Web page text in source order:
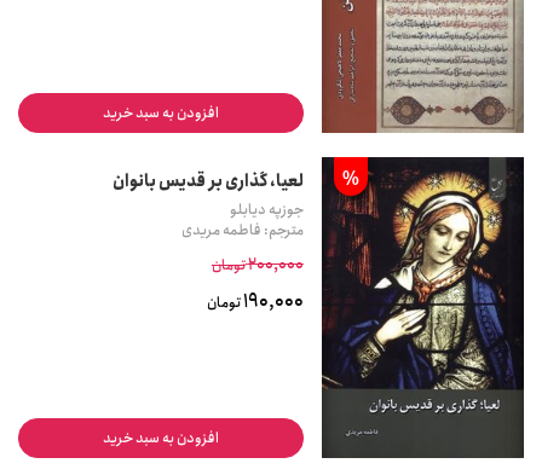
افزودن به سبد خرید
% لعیا، گذاری بر قدیس بانوان
جوزپه دیابلو
مترجم: فاطمه مریدی
200,000تومان
190,000تومان
افزودن به سبد خرید